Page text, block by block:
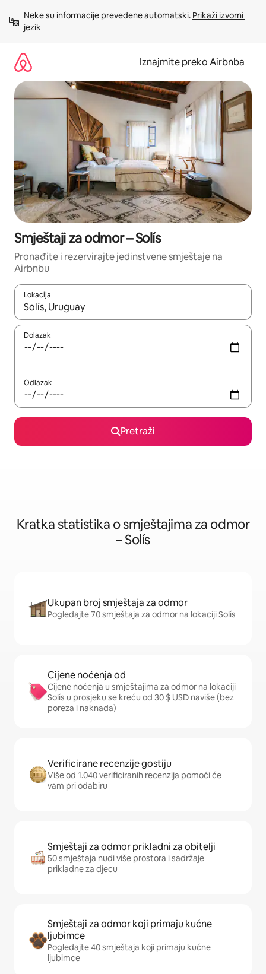
sadržaj
Neke su informacije prevedene automatski. Prikaži izvorni
jezik
Iznajmite preko Airbnba
Smještaji za odmor – Solís
Pronađite i rezervirajte jedinstvene smještaje na
Airbnbu
Lokacija
Kada budu dostupni rezultati, moći ćete ih pregledati
Dolazak
Odlazak
Pretraži
Kratka statistika o smještajima za odmor
– Solís
Ukupan broj smještaja za odmor
Pogledajte 70 smještaja za odmor na lokaciji Solís
Cijene noćenja od
Cijene noćenja u smještajima za odmor na lokaciji
Solís u prosjeku se kreću od 30 $ USD naviše (bez
poreza i naknada)
Verificirane recenzije gostiju
Više od 1.040 verificiranih recenzija pomoći će
vam pri odabiru
Smještaji za odmor prikladni za obitelji
50 smještaja nudi više prostora i sadržaje
prikladne za djecu
Smještaji za odmor koji primaju kućne
ljubimce
Pogledajte 40 smještaja koji primaju kućne
ljubimce